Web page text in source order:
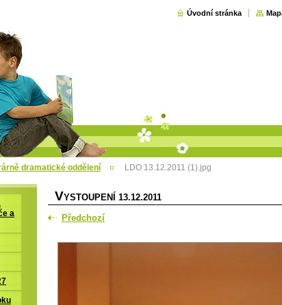
Úvodní stránka
dramatické oddělení LDO 13.12.2011 (1).jpg
VYSTOUPENÍ 13.12.2011
Předchozí
a